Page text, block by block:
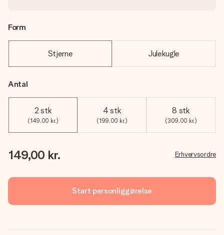
Form
Stjerne Julekugle
Antal
2 stk
(149,00 kr.)
4 stk
(199,00 kr.)
8 stk
(309,00 kr.)
149,00 kr. Erhvervsordre
Start personliggørelse